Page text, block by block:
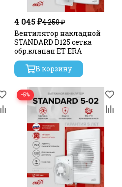
4 045 ₽4 250 ₽
Вентилятор накладной
STANDARD D125 сетка
обр.клапан ET ERA
В корзину
−5%